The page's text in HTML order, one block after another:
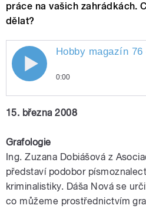
práce na vašich zahrádkách.
dělat?
Hobby magazín
0:00
Hobby magazín 76 -
jarní zahrada,
15. března 2008
Grafologie
Ing. Zuzana Dobiášová z
představí podobor
kriminalistiky. Dáša Nová se
co můžeme prostřednictvím